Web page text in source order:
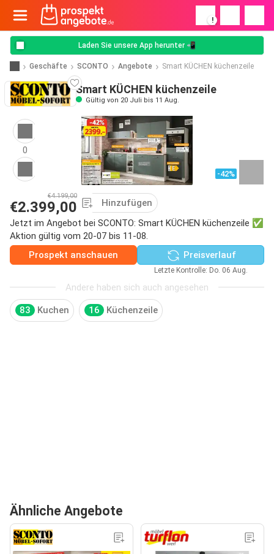
!
Laden Sie unsere App herunter 📲
Geschäfte SCONTO Angebote Smart KÜCHEN küchenzeile
Smart KÜCHEN küchenzeile
Gültig von 20 Juli bis 11 Aug.
0
-42%
€4.199,00
€2.399,00
Hinzufügen
Jetzt im Angebot bei SCONTO: Smart KÜCHEN küchenzeile ✅
Aktion gültig vom 20-07 bis 11-08.
Prospekt anschauen
Preisverlauf
Letzte Kontrolle: Do. 06 Aug.
Andere haben sich auch angesehen
83 Kuchen 16 Küchenzeile
Ähnliche Angebote